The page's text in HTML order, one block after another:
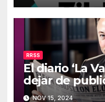
RRSS
El diario ‘La
dejar de
(Twitter)
NOV 15, 2024